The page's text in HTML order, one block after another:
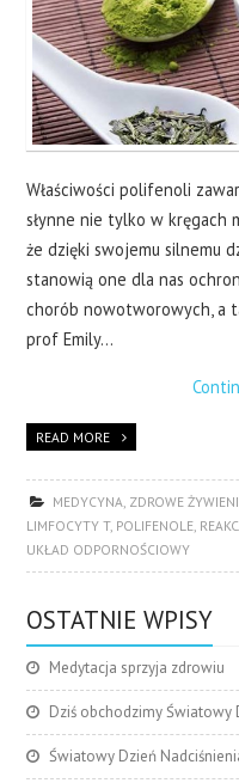
Właściwości polifenoli
słynne nie tylko w kręgach
że dzięki swojemu silnemu
stanowią one dla nas
chorób nowotworowych, a
prof Emily…
READ MORE
MEDYCYNA, ZDROWE
LIMFOCYTY T, POLIFENOLE,
UKŁAD ODPORNOŚCIOWY
OSTATNIE WPISY
Medytacja sprzyja zdrowiu
Dziś obchodzimy Światowy
Światowy Dzień